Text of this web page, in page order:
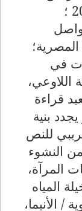
الهيئة المصرية العامة للكتابة 2020 ؛
في
قراءة
بنية
للنص
النشوء
المرآة،
المياه
/ الأنيما،